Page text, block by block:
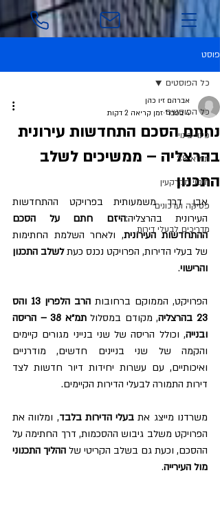
פוסט
כל הפוסטים
פינוי-בינוי
תמ"א 38
מיסוי מקרקעין
פסיקה ועדכונים
מדריכים לבעלי דירות
כל הפוסטים
נחתם הסכם התחדשות עירונית
בהרצליה – ממשיכים לשלב
התכנון
אברהם זיו כהן
4 בפבר׳
זמן קריאה 2 דקות
העירונית בהרצליה:
ההתחדשות העירונית
של בעלי הדירות, הפרויקט נכנס כעת
והרישוי.
הפרויקט, הממוקם ברחובות
23 בהרצליה
, מקודם במסלול
ובנייה
דירות התמורה לבעלי הדירות הקיימים.
משרדנו מייצג את בעלי הדירות בלבד
ההסכם, וכעת גם בשלב הקריטי של
מול העירייה.